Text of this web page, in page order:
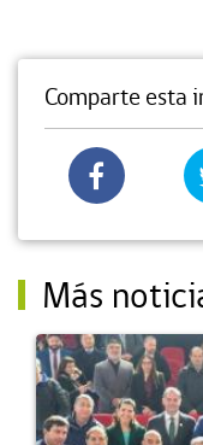
Comparte esta
Más